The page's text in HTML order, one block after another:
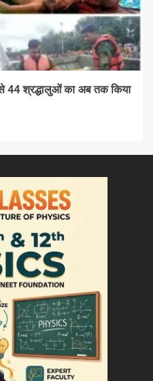
44 श्रद्धालुओं का अब तक किया